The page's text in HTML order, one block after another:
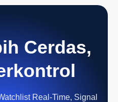
Cerdas,
Real-Time, Signal